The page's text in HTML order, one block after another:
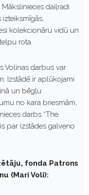
Mākslinieces daiļradi
kolekcionāru vidū un
rota.
Volinas darbus var
Izstādē ir aplūkojami
un bēgļu
no kara briesmām,
darbs “The
par izstādes galveno
fonda Patrons
(Mari Voli):